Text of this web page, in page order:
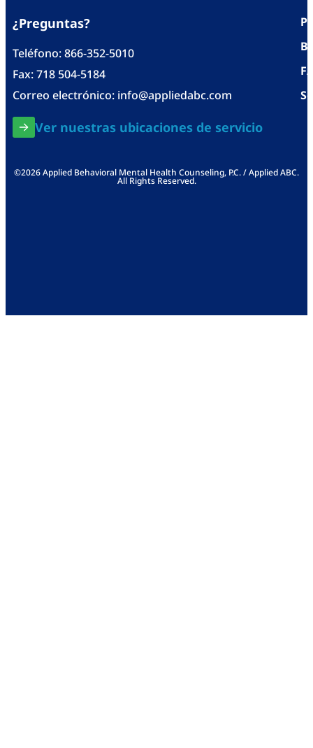
¿Preguntas?
Teléfono:866-352-5010
Fax: 718 504-5184
Correo electrónico: info@appliedabc.com
Ver nuestras ubicaciones de servicio
©2026 Applied Behavioral Mental Health Counseling, P.C. / Applied ABC.
All Rights Reserved.